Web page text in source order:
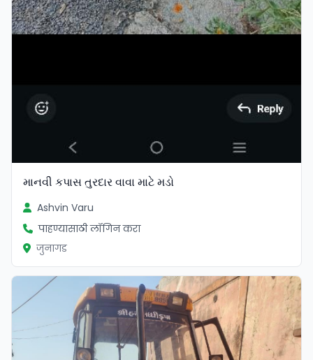
માનવી કપાસ તુરદાર વાવા માટે મડો
Ashvin Varu
पाहण्यासाठी लॉगिन करा
जुनागड